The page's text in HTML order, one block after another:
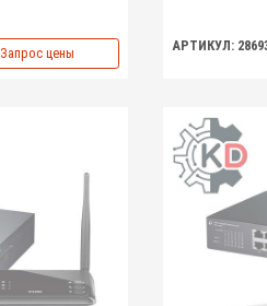
Запрос цены АРТИКУЛ: